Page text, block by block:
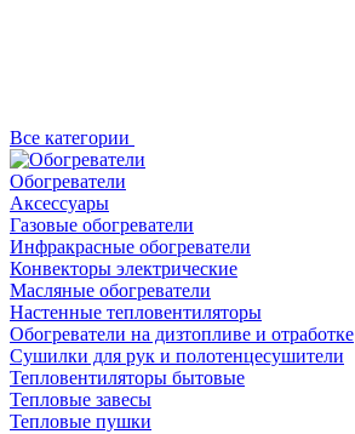
Все категории
Обогреватели
Аксессуары
Газовые обогреватели
Инфракрасные обогреватели
Конвекторы электрические
Масляные обогреватели
Настенные тепловентиляторы
Обогреватели на дизтопливе и отработке
Сушилки для рук и полотенцесушители
Тепловентиляторы бытовые
Тепловые завесы
Тепловые пушки